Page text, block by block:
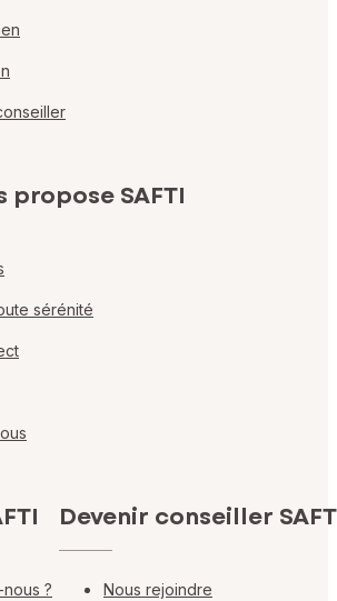
propose SAFTI
sérénité
?
Devenir conseiller
Nous rejoindre